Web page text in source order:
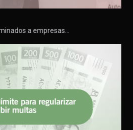
a empresas…